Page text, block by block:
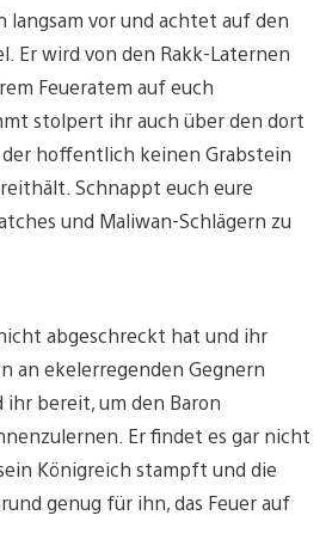
langsam vor und achtet auf den
Er wird von den Rakk-Laternen
Feueratem auf euch
stolpert ihr auch über den dort
hoffentlich keinen Grabstein
Schnappt euch eure
und Maliwan-Schlägern zu
abgeschreckt hat und ihr
an ekelerregenden Gegnern
ihr bereit, um den Baron
Er findet es gar nicht
Königreich stampft und die
genug für ihn, das Feuer auf